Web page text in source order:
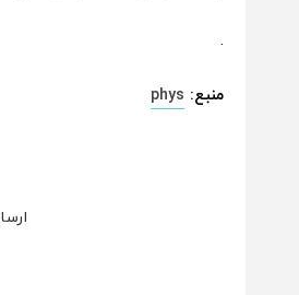
.
منبع: phys